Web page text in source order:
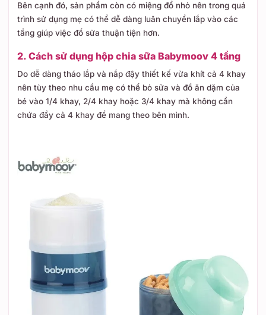
Bên cạnh đó, sản phẩm còn có miệng đổ nhỏ nên trong quá
trình sử dụng mẹ có thể dễ dàng luân chuyển lắp vào các
tầng giúp việc đổ sữa thuận tiện hơn.
2. Cách sử dụng hộp chia sữa Babymoov 4 tầng
Do dễ dàng tháo lắp và nắp đậy thiết kế vừa khít cả 4 khay
nên tùy theo nhu cầu mẹ có thể bỏ sữa và đồ ăn dặm của
bé vào 1/4 khay, 2/4 khay hoặc 3/4 khay mà không cần
chứa đầy cả 4 khay để mang theo bên mình.